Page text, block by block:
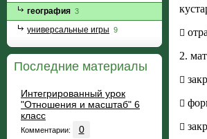
география 3
универсальные игры 9
Последние материалы
Интегрированный урок
"Отношения и масштаб" 6
класс
Комментарии:
0

2.


